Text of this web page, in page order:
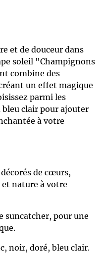
et de douceur dans
soleil "Champignons
combine des
un effet magique
parmi les
clair pour ajouter
à votre
de cœurs,
nature à votre
suncatcher, pour une
noir, doré, bleu clair.